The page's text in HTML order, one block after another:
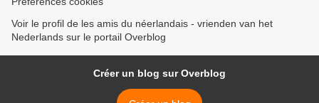
Voir le profil de les amis du néerlandais - vrienden van het
Nederlands sur le portail Overblog
Créer un blog sur Overblog